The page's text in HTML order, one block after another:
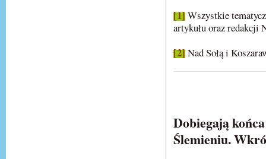
[1]Wszystkie
artykułu oraz redakcji
[2]Nad Sołą i
Dobiegają
Ślemieniu.